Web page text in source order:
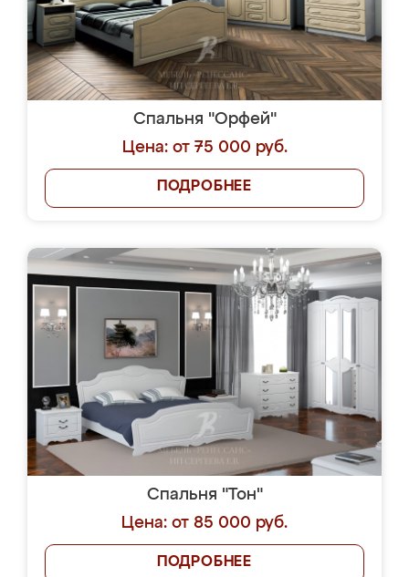
Спальня "Орфей"
Цена: от 75 000 руб.
ПОДРОБНЕЕ
Спальня "Тон"
Цена: от 85 000 руб.
ПОДРОБНЕЕ